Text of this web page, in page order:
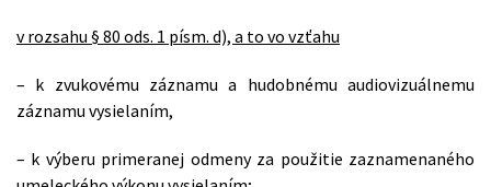
v rozsahu § 80 ods. 1 písm. d), a to vo vzťahu
– k zvukovému záznamu a hudobnému audiovizuálnemu
záznamu vysielaním,
– k výberu primeranej odmeny za použitie zaznamenaného